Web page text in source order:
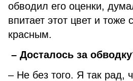
обводил его оценки,
впитает этот цвет и тоже
красным.
– Досталось за
– Не без того. Я так рад,